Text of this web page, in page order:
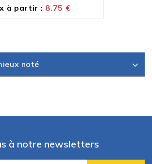
à partir : 8.75 €
noté
à notre newsletters